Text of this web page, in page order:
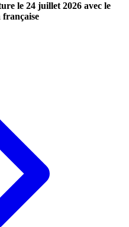
le 24 juillet 2026 avec le
française